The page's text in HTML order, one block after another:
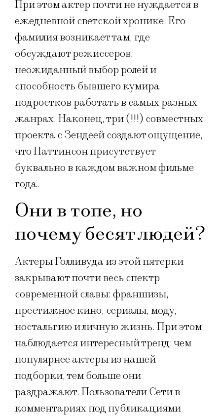
При этом актер почти не нуждается в
ежедневной светской хронике. Его
фамилия возникает там, где
обсуждают режиссеров,
неожиданный выбор ролей и
способность бывшего кумира
подростков работать в самых разных
жанрах. Наконец, три (!!!) совместных
проекта с Зендеей создают ощущение,
что Паттинсон присутствует
буквально в каждом важном фильме
года.
Они в топе, но
почему бесят людей?
Актеры Голливуда из этой пятерки
закрывают почти весь спектр
современной славы: франшизы,
престижное кино, сериалы, моду,
ностальгию и личную жизнь. При этом
наблюдается интересный тренд: чем
популярнее актеры из нашей
подборки, тем больше они
раздражают. Пользователи Сети в
комментариях под публикациями